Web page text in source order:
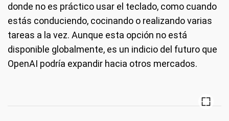
donde no es práctico usar el teclado, como cuando
estás conduciendo, cocinando o realizando varias
tareas a la vez. Aunque esta opción no está
disponible globalmente, es un indicio del futuro que
OpenAI podría expandir hacia otros mercados.